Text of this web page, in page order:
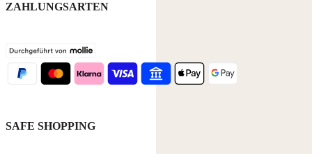
ZAHLUNGSARTEN
SAFE SHOPPING